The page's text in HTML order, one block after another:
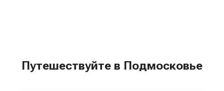
Путешествуйте в Подмосковье